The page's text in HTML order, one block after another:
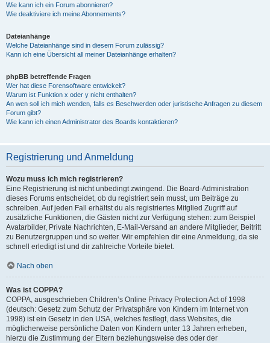
Wie kann ich ein Forum abonnieren?
Wie deaktiviere ich meine Abonnements?
Dateianhänge
Welche Dateianhänge sind in diesem Forum zulässig?
Kann ich eine Übersicht all meiner Dateianhänge erhalten?
phpBB betreffende Fragen
Wer hat diese Forensoftware entwickelt?
Warum ist Funktion x oder y nicht enthalten?
An wen soll ich mich wenden, falls es Beschwerden oder juristische Anfragen zu diesem
Forum gibt?
Wie kann ich einen Administrator des Boards kontaktieren?
Registrierung und Anmeldung
Wozu muss ich mich registrieren?
Eine Registrierung ist nicht unbedingt zwingend. Die Board-Administration
dieses Forums entscheidet, ob du registriert sein musst, um Beiträge zu
schreiben. Auf jeden Fall erhältst du als registriertes Mitglied Zugriff auf
zusätzliche Funktionen, die Gästen nicht zur Verfügung stehen: zum Beispiel
Avatarbilder, Private Nachrichten, E-Mail-Versand an andere Mitglieder, Beitritt
zu Benutzergruppen und so weiter. Wir empfehlen dir eine Anmeldung, da sie
schnell erledigt ist und dir zahlreiche Vorteile bietet.
Nach oben
Was ist COPPA?
COPPA, ausgeschrieben Children’s Online Privacy Protection Act of 1998
(deutsch: Gesetz zum Schutz der Privatsphäre von Kindern im Internet von
1998) ist ein Gesetz in den USA, welches festlegt, dass Websites, die
möglicherweise persönliche Daten von Kindern unter 13 Jahren erheben,
hierzu die Zustimmung der Eltern beziehungsweise des oder der